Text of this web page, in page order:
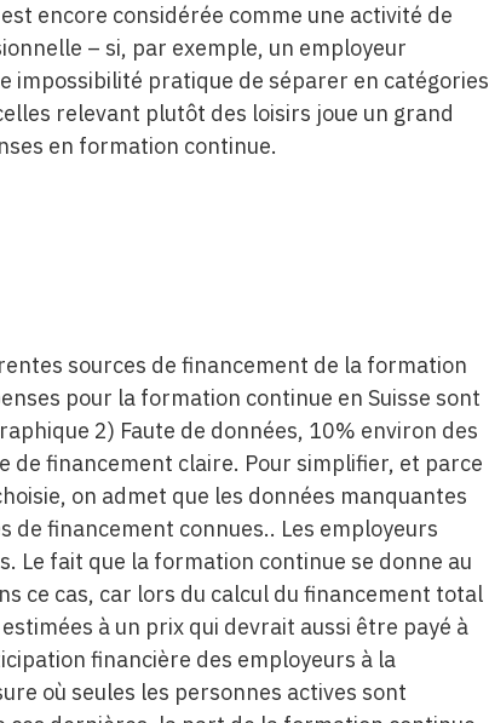
encore considérée comme une activité de
– si, par exemple, un employeur
impossibilité pratique de séparer en catégories
relevant plutôt des loisirs joue un grand
en formation continue.
sources de financement de la formation
pour la formation continue en Suisse sont
2) Faute de données, 10% environ des
de financement claire. Pour simplifier, et parce
on admet que les données manquantes
de financement connues.. Les employeurs
Le fait que la formation continue se donne au
ce cas, car lors du calcul du financement total
à un prix qui devrait aussi être payé à
financière des employeurs à la
où seules les personnes actives sont